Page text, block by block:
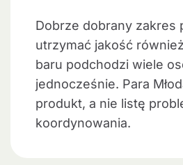
Dobrze dobrany zakres
utrzymać jakość
baru podchodzi wiele
jednocześnie. Para
produkt, a nie listę
koordynowania.